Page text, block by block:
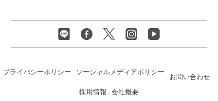
プライバシーポリシー ソーシャルメディアポリシー
お問い合わせ
採用情報
会社概要